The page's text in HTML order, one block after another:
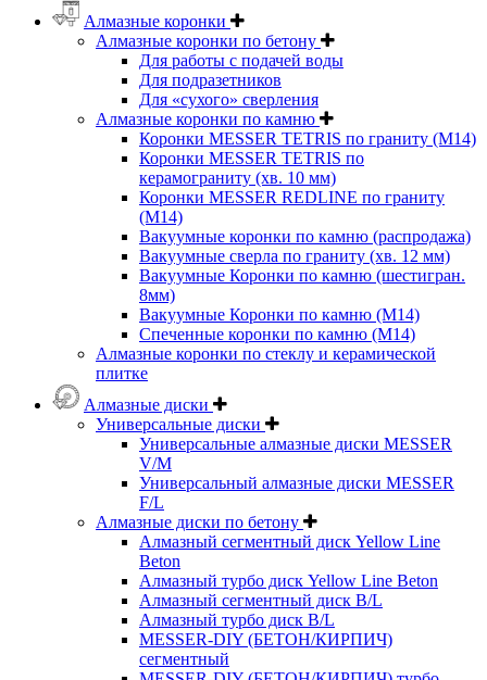
Алмазные коронки
Алмазные коронки по бетону
Для работы с подачей воды
Для подразетников
Для «сухого» сверления
Алмазные коронки по камню
Коронки MESSER TETRIS по граниту (М14)
Коронки MESSER TETRIS по
керамограниту (хв. 10 мм)
Коронки MESSER REDLINE по граниту
(М14)
Вакуумные коронки по камню (распродажа)
Вакуумные сверла по граниту (хв. 12 мм)
Вакуумные Коронки по камню (шестигран.
8мм)
Вакуумные Коронки по камню (M14)
Спеченные коронки по камню (M14)
Алмазные коронки по стеклу и керамической
плитке
Алмазные диски
Универсальные диски
Универсальные алмазные диски MESSER
V/M
Универсальный алмазные диски MESSER
F/L
Алмазные диски по бетону
Алмазный сегментный диск Yellow Line
Beton
Алмазный турбо диск Yellow Line Beton
Алмазный сегментный диск B/L
Алмазный турбо диск B/L
MESSER-DIY (БЕТОН/КИРПИЧ)
сегментный